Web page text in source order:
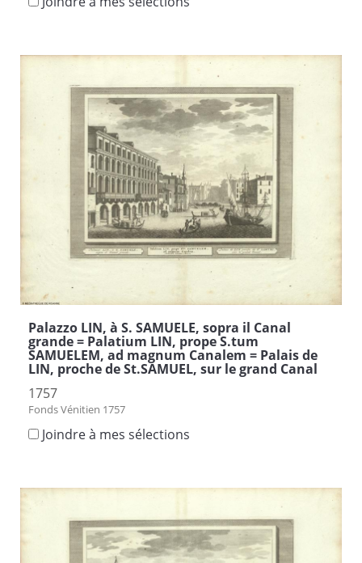
Palazzo LIN, à S. SAMUELE, sopra il Canal
grande = Palatium LIN, prope S.tum
SAMUELEM, ad magnum Canalem = Palais de
LIN, proche de St.SAMUEL, sur le grand Canal
1757
Fonds Vénitien 1757
Joindre à mes sélections